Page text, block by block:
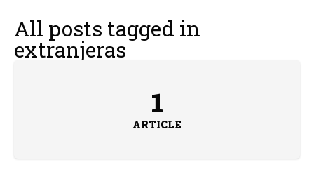
All posts tagged in
extranjeras
1
ARTICLE